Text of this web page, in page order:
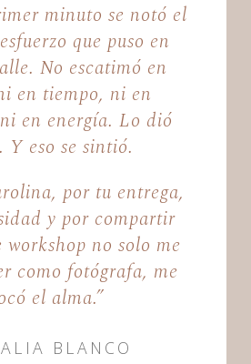
minuto se notó el
que puso en
No escatimó en
en tiempo, ni en
en energía. Lo dió
Y eso se sintió.
por tu entrega,
y por compartir
no solo me
como fotógrafa, me
el alma.”
BLANCO